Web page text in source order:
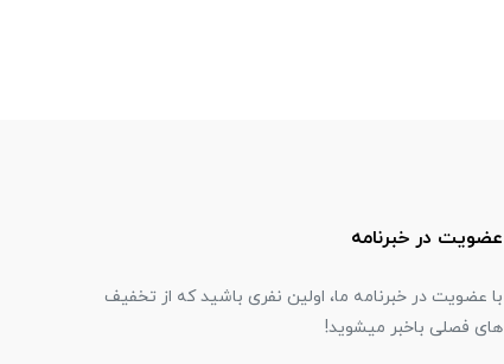
عضویت در خبرنامه
با عضویت در خبرنامه ما، اولین نفری باشید که از تخفیف
های فصلی باخبر میشوید!